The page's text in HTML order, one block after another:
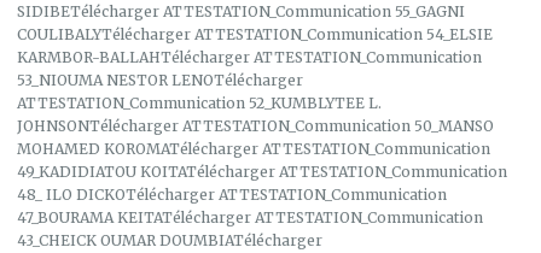
SIDIBETélécharger ATTESTATION_Communication 55_GAGNI
COULIBALYTélécharger ATTESTATION_Communication 54_ELSIE
KARMBOR-BALLAHTélécharger ATTESTATION_Communication
53_NIOUMA NESTOR LENOTélécharger
ATTESTATION_Communication 52_KUMBLYTEE L.
JOHNSONTélécharger ATTESTATION_Communication 50_MANSO
MOHAMED KOROMATélécharger ATTESTATION_Communication
49_KADIDIATOU KOITATélécharger ATTESTATION_Communication
48_ ILO DICKOTélécharger ATTESTATION_Communication
47_BOURAMA KEITATélécharger ATTESTATION_Communication
43_CHEICK OUMAR DOUMBIATélécharger